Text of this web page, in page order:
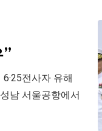
전사자 유해
남 서울공항에서